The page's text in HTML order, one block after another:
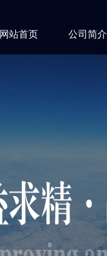
网站首页 公司简介